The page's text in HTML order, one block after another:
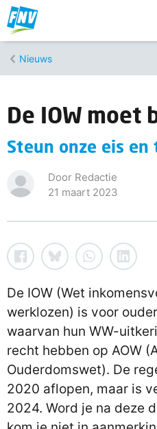
Nieuws
De IOW moet
Steun onze eis
Door Redactie
21 maart 2023
De IOW (Wet
werklozen) is voor
waarvan hun WW-
recht hebben op AOW
Ouderdomswet). De
2020 aflopen, maar is
2024. Word je na deze